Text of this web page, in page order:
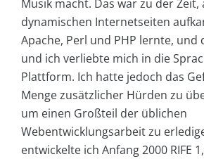
Musik macht. Das war zu der Zeit,
dynamischen Internetseiten
Apache, Perl und PHP lernte, und
und ich verliebte mich in die
Plattform. Ich hatte jedoch das
Menge zusätzlicher Hürden zu
um einen Großteil der üblichen
Webentwicklungsarbeit zu
entwickelte ich Anfang 2000 RIFE